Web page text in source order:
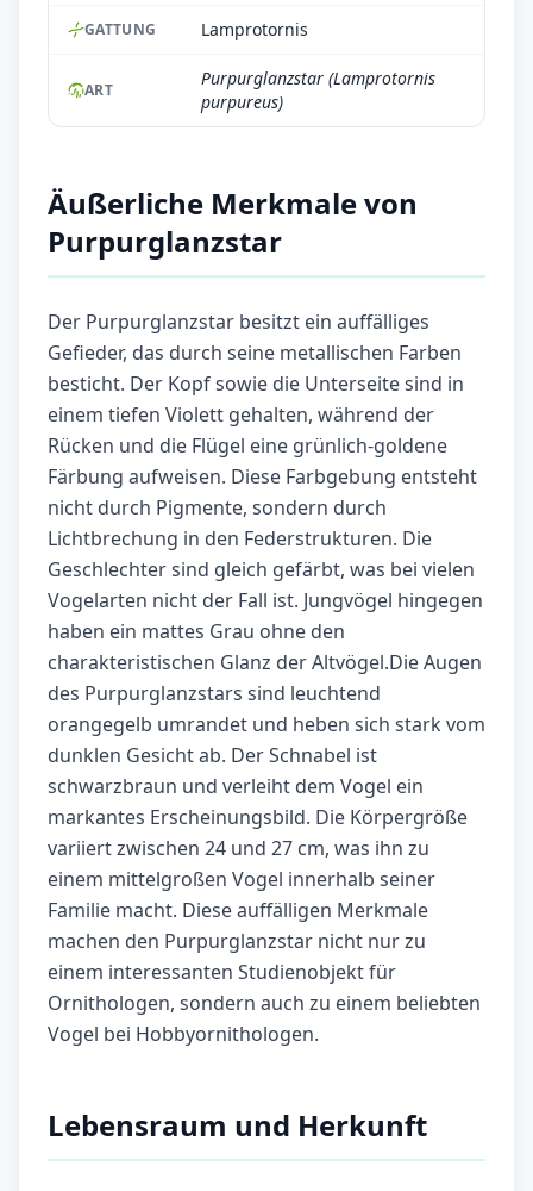
GATTUNG Lamprotornis
ART
Purpurglanzstar (Lamprotornis
purpureus)
Äußerliche Merkmale von
Purpurglanzstar
Der Purpurglanzstar besitzt ein auffälliges
Gefieder, das durch seine metallischen Farben
besticht. Der Kopf sowie die Unterseite sind in
einem tiefen Violett gehalten, während der
Rücken und die Flügel eine grünlich-goldene
Färbung aufweisen. Diese Farbgebung entsteht
nicht durch Pigmente, sondern durch
Lichtbrechung in den Federstrukturen. Die
Geschlechter sind gleich gefärbt, was bei vielen
Vogelarten nicht der Fall ist. Jungvögel hingegen
haben ein mattes Grau ohne den
charakteristischen Glanz der Altvögel.Die Augen
des Purpurglanzstars sind leuchtend
orangegelb umrandet und heben sich stark vom
dunklen Gesicht ab. Der Schnabel ist
schwarzbraun und verleiht dem Vogel ein
markantes Erscheinungsbild. Die Körpergröße
variiert zwischen 24 und 27 cm, was ihn zu
einem mittelgroßen Vogel innerhalb seiner
Familie macht. Diese auffälligen Merkmale
machen den Purpurglanzstar nicht nur zu
einem interessanten Studienobjekt für
Ornithologen, sondern auch zu einem beliebten
Vogel bei Hobbyornithologen.
Lebensraum und Herkunft